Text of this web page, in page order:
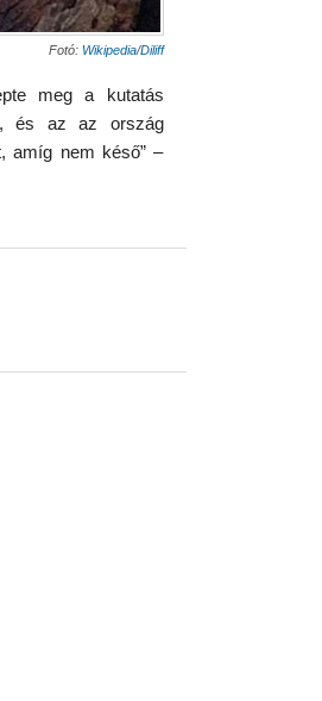
Fotó: Wikipedia/Diliff
meg a kutatás
és az az ország
amíg nem késő” –